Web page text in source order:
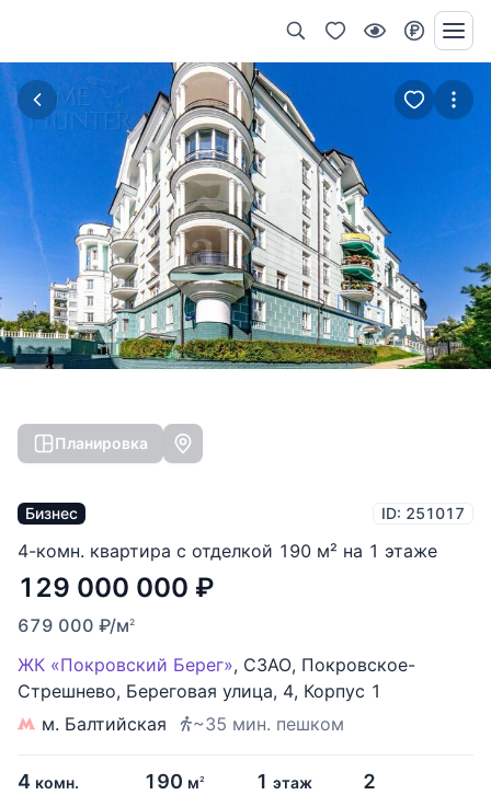
Планировка
Бизнес ID: 251017
4-комн. квартира с отделкой 190 м² на 1 этаже
129 000 000 ₽
679 000 ₽/м2
ЖК «Покровский Берег», СЗАО, Покровское-
Стрешнево, Береговая улица, 4, Корпус 1
м. Балтийская
~35 мин. пешком
4 комн.
190 м2 1 этаж
2